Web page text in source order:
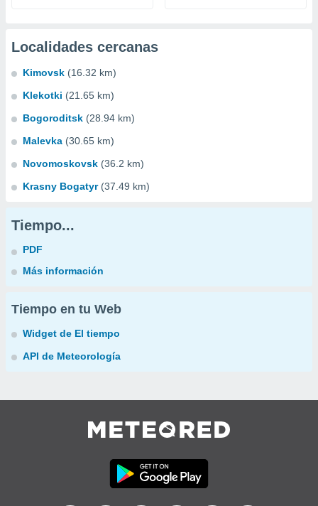
Localidades cercanas
Kimovsk (16.32 km)
Klekotki (21.65 km)
Bogoroditsk (28.94 km)
Malevka (30.65 km)
Novomoskovsk (36.2 km)
Krasny Bogatyr (37.49 km)
Tiempo...
PDF
Más información
Tiempo en tu Web
Widget de El tiempo
API de Meteorología